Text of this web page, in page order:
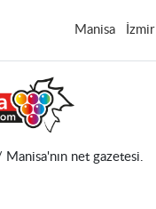
Manisa İzmir
net gazetesi.